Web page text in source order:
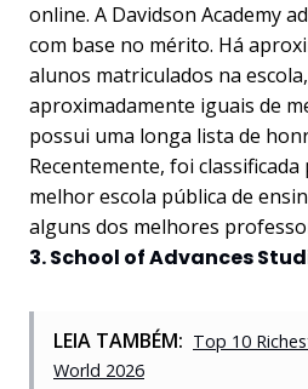
online. A Davidson Academy
com base no mérito. Há
alunos matriculados na
aproximadamente iguais de
possui uma longa lista de
Recentemente, foi
melhor escola pública de
alguns dos melhores
3. School of Advances
LEIA TAMBÉM: Top 10
World 2026